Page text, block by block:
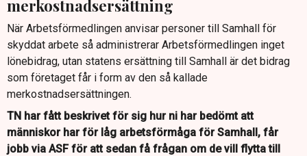
merkostnadsersättning
När Arbetsförmedlingen anvisar personer till Samhall för
skyddat arbete så administrerar Arbetsförmedlingen inget
lönebidrag, utan statens ersättning till Samhall är det bidrag
som företaget får i form av den så kallade
merkostnadsersättningen.
TN har fått beskrivet för sig hur ni har bedömt att
människor har för låg arbetsförmåga för Samhall, får
jobb via ASF för att sedan få frågan om de vill flytta till